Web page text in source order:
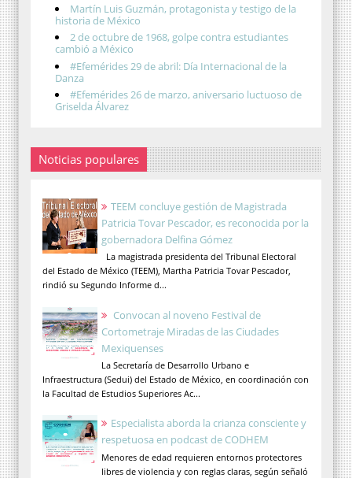
Martín Luis Guzmán, protagonista y testigo de la
historia de México
2 de octubre de 1968, golpe contra estudiantes
cambió a México
#Efemérides 29 de abril: Día Internacional de la
Danza
#Efemérides 26 de marzo, aniversario luctuoso de
Griselda Álvarez
Noticias populares
TEEM concluye gestión de Magistrada
Patricia Tovar Pescador, es reconocida por la
gobernadora Delfina Gómez
La magistrada presidenta del Tribunal Electoral
del Estado de México (TEEM), Martha Patricia Tovar Pescador,
rindió su Segundo Informe d...
Convocan al noveno Festival de
Cortometraje Miradas de las Ciudades
Mexiquenses
La Secretaría de Desarrollo Urbano e
Infraestructura (Sedui) del Estado de México, en coordinación con
la Facultad de Estudios Superiores Ac...
Especialista aborda la crianza consciente y
respetuosa en podcast de CODHEM
Menores de edad requieren entornos protectores
libres de violencia y con reglas claras, según señaló